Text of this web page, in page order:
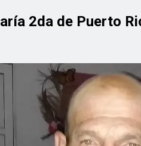
2da de Puerto